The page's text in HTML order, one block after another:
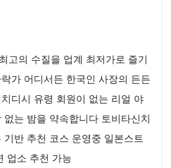
고의 수질을 업계 최저가로 즐기
가 어디서든 한국인 사장의 든든
디시 유령 회원이 없는 리얼 야
는 밤을 약속합니다 토비타신치
반 추천 코스 운영중 일본스트
업소 추천 가능